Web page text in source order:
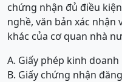
chứng nhận đủ điều
nghề, văn bản xác
khác của cơ quan nhà
A. Giấy phép kinh doanh
B. Giấy chứng nhận